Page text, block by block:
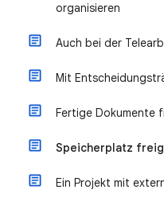
organisieren
Auch bei der
Mit
Fertige Dokumente
Speicherplatz
Ein Projekt mit